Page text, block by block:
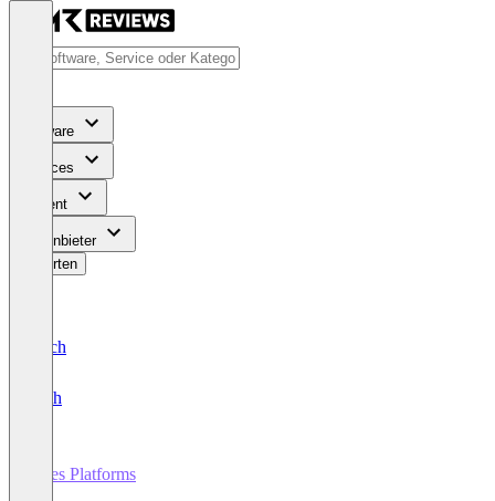
Software
Services
Content
Für Anbieter
Bewerten
Deutsch
English
Sales Platforms